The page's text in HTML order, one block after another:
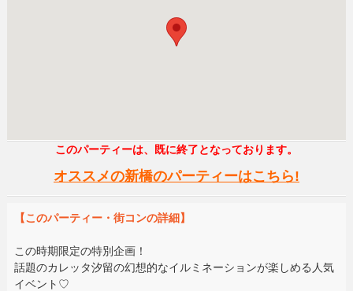
このパーティーは、既に終了となっております。
オススメの新橋のパーティーはこちら!
【このパーティー・街コンの詳細】
この時期限定の特別企画！
話題のカレッタ汐留の幻想的なイルミネーションが楽しめる人気
イベント♡